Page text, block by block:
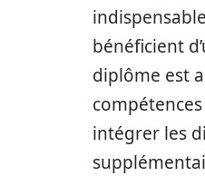
bénéficient
diplôme est
intégrer les